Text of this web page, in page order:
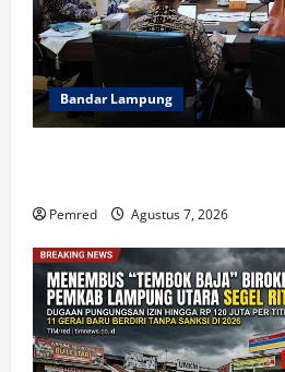
Bandar Lampung
Pemred Agustus 7, 2026